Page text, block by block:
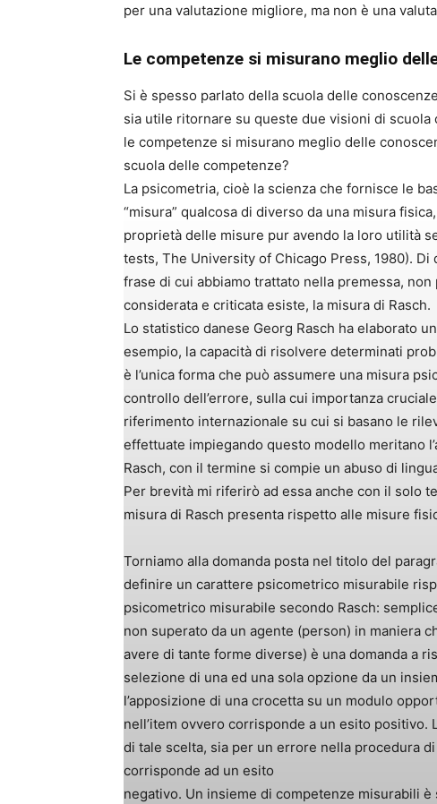
per una valutazione migliore, ma non è una
Le competenze si misurano meglio
Si è spesso parlato della scuola delle
sia utile ritornare su queste due visioni di
le competenze si misurano meglio delle
scuola delle competenze?
La psicometria, cioè la scienza che fornisce le
“misura” qualcosa di diverso da una misura
proprietà delle misure pur avendo la loro utilità
tests, The University of Chicago Press, 1980).
frase di cui abbiamo trattato nella premessa,
considerata e criticata esiste, la misura di Rasch.
Lo statistico danese Georg Rasch ha elaborato
esempio, la capacità di risolvere determinati
è l’unica forma che può assumere una misura
controllo dell’errore, sulla cui importanza
riferimento internazionale su cui si basano le
effettuate impiegando questo modello meritano
Rasch, con il termine si compie un abuso di
Per brevità mi riferirò ad essa anche con il solo
misura di Rasch presenta rispetto alle misure
Torniamo alla domanda posta nel titolo del
definire un carattere psicometrico misurabile
psicometrico misurabile secondo Rasch:
non superato da un agente (person) in maniera
avere di tante forme diverse) è una domanda a
selezione di una ed una sola opzione da un
l’apposizione di una crocetta su un modulo
nell’item ovvero corrisponde a un esito positivo.
di tale scelta, sia per un errore nella procedura
corrisponde ad un esito
negativo. Un insieme di competenze misurabili